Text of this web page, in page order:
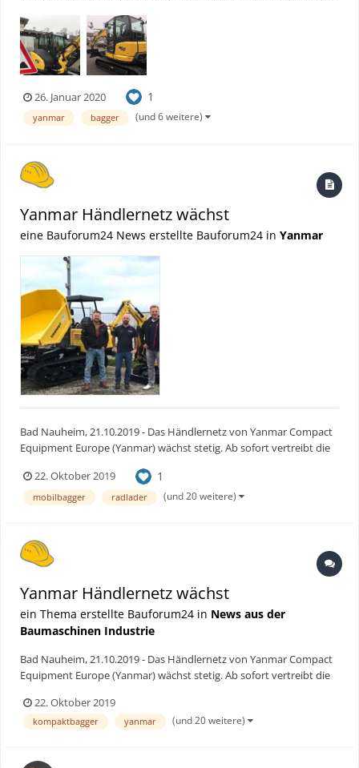
26. Januar 2020 1
yanmar bagger (und 6 weitere)
Yanmar Händlernetz wächst
eine Bauforum24 News erstellte Bauforum24 in Yanmar
Bad Nauheim, 21.10.2019 - Das Händlernetz von Yanmar Compact
Equipment Europe (Yanmar) wächst stetig. Ab sofort vertreibt die
japanischen Herstellers im Wetteraukreis, im Hochtaunuskreis
sowie im Main-Kinzig-Kreis. Mit fast 20 Jahren Erfahrung im...
22. Oktober 2019 1
mobilbagger radlader (und 20 weitere)
Yanmar Händlernetz wächst
ein Thema erstellte Bauforum24 in News aus der
Baumaschinen Industrie
Bad Nauheim, 21.10.2019 - Das Händlernetz von Yanmar Compact
Equipment Europe (Yanmar) wächst stetig. Ab sofort vertreibt die
japanischen Herstellers im Wetteraukreis, im Hochtaunuskreis
sowie im Main-Kinzig-Kreis. Mit fast 20 Jahren Erfahrung im...
22. Oktober 2019
kompaktbagger yanmar (und 20 weitere)